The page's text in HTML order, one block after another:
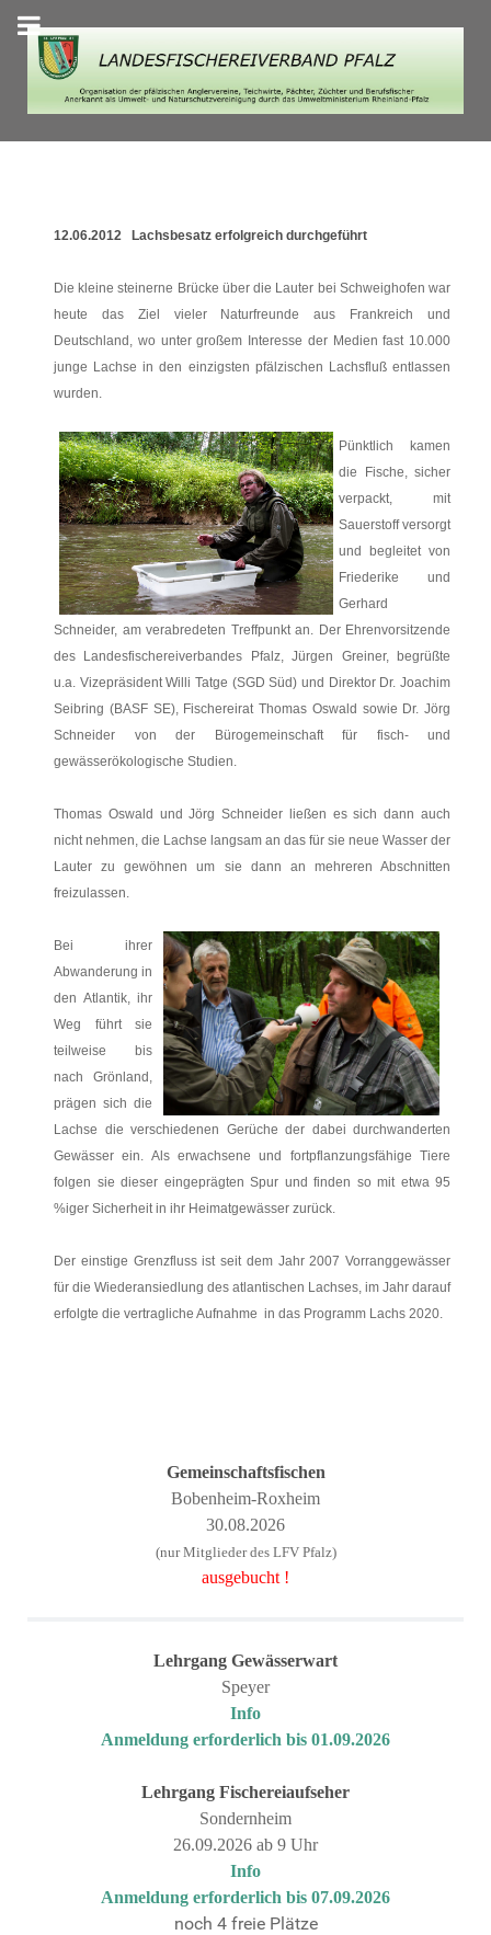
12.06.2012 Lachsbesatz erfolgreich durchgeführt
Die kleine steinerne Brücke über die Lauter bei Schweighofen war
heute das Ziel vieler Naturfreunde aus Frankreich und
Deutschland, wo unter großem Interesse der Medien fast 10.000
junge Lachse in den einzigsten pfälzischen Lachsfluß entlassen
wurden.
Pünktlich kamen
die Fische, sicher
verpackt, mit
Sauerstoff versorgt
und begleitet von
Friederike und
Gerhard
Schneider, am verabredeten Treffpunkt an. Der Ehrenvorsitzende
des Landesfischereiverbandes Pfalz, Jürgen Greiner, begrüßte
u.a. VizepräsidentWilli Tatge (SGD Süd) und Direktor Dr. Joachim
Seibring (BASF SE), Fischereirat Thomas Oswald sowie Dr. Jörg
Schneider von der Bürogemeinschaft für fisch- und
gewässerökologische Studien.
Thomas Oswald und Jörg Schneider ließen es sich dann auch
nicht nehmen, die Lachse langsam an das für sie neue Wasser der
Lauter zu gewöhnen um sie dann an mehreren Abschnitten
freizulassen.
Bei ihrer
Abwanderung in
den Atlantik, ihr
Weg führt sie
teilweise bis
nach Grönland,
prägen sich die
Lachse die verschiedenen Gerüche der dabei durchwanderten
Gewässer ein. Als erwachsene und fortpflanzungsfähige Tiere
folgen sie dieser eingeprägten Spur und finden so mit etwa 95
%iger Sicherheit in ihr Heimatgewässer zurück.
Der einstige Grenzfluss ist seit dem Jahr 2007 Vorranggewässer
für die Wiederansiedlung des atlantischen Lachses, im Jahr darauf
erfolgte die vertragliche Aufnahme in das Programm Lachs 2020.
Gemeinschaftsfischen
Bobenheim-Roxheim
30.08.2026
(nur Mitglieder des LFV Pfalz)
ausgebucht !
Lehrgang Gewässerwart
Speyer
Info
Anmeldung erforderlich bis 01.09.2026
Lehrgang Fischereiaufseher
Sondernheim
26.09.2026 ab 9 Uhr
Info
Anmeldung erforderlich bis 07.09.2026
noch 4 freie Plätze